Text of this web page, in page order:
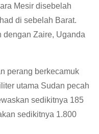
Mesir disebelah
di sebelah Barat.
dengan Zaire, Uganda
perang berkecamuk
utama Sudan pecah
sedikitnya 185
sedikitnya 1.800